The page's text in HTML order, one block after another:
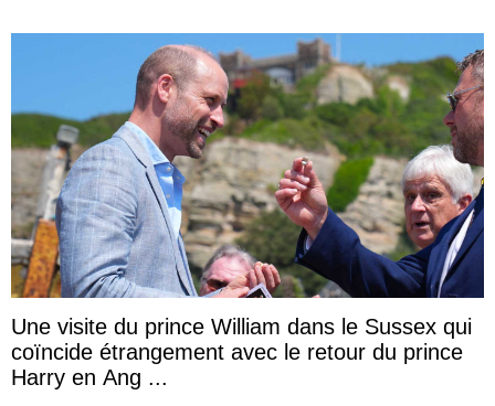
Une visite du prince William dans le Sussex qui
coïncide étrangement avec le retour du prince
Harry en Ang ...